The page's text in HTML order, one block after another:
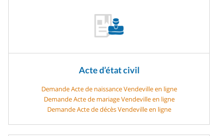
Acte d’état civil
Demande Acte de naissance Vendeville en ligne
Demande Acte de mariage Vendeville en ligne
Demande Acte de décès Vendeville en ligne